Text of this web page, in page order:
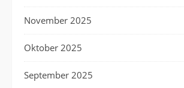
November 2025
Oktober 2025
September 2025